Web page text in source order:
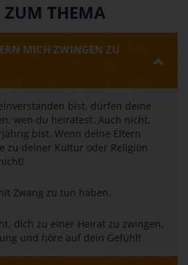
ZUM THEMA
MICH ZWINGEN ZU
bist, dürfen deine
wen du heiratest. Auch nicht,
bist. Wenn deine Eltern
zu deiner Kultur oder Religion
Zwang zu tun haben.
dich zu einer Heirat zu zwingen.
und höre auf dein Gefühl!